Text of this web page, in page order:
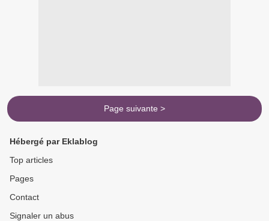
Page suivante >
Hébergé par Eklablog
Top articles
Pages
Contact
Signaler un abus